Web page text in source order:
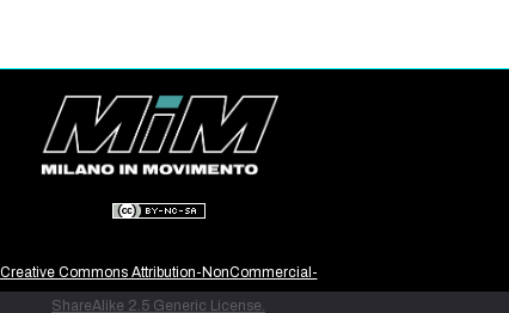
Creative Commons Attribution-NonCommercial-
ShareAlike 2.5 Generic License.